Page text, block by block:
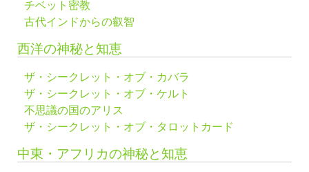
チベット密教
古代インドからの叡智
西洋の神秘と知恵
ザ・シークレット・オブ・カバラ
ザ・シークレット・オブ・ケルト
不思議の国のアリス
ザ・シークレット・オブ・タロットカード
中東・アフリカの神秘と知恵